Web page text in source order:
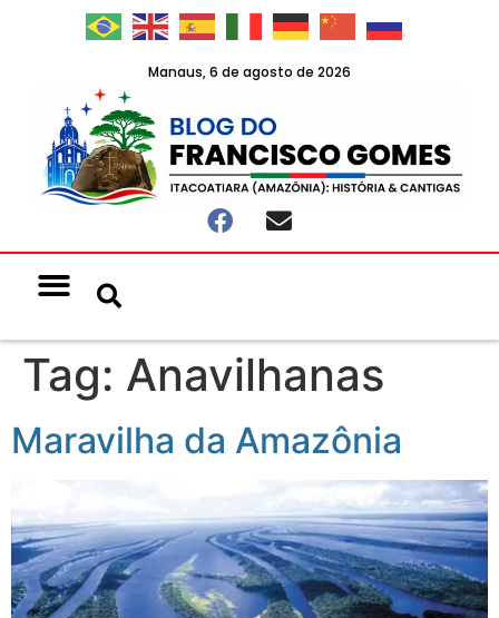
Manaus, 6 de agosto de 2026
Tag: Anavilhanas
Maravilha da Amazônia